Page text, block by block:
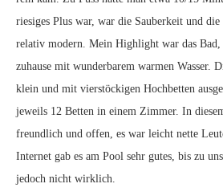
riesiges Plus war, war die Sauberkeit und
relativ modern. Mein Highlight war das Bad,
zuhause mit wunderbarem warmen Wasser.
klein und mit vierstöckigen Hochbetten
jeweils 12 Betten in einem Zimmer. In
freundlich und offen, es war leicht nette
Internet gab es am Pool sehr gutes, bis zu
jedoch nicht wirklich.